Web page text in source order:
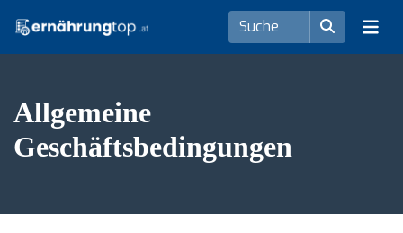
Allgemeine
Geschäftsbedingungen